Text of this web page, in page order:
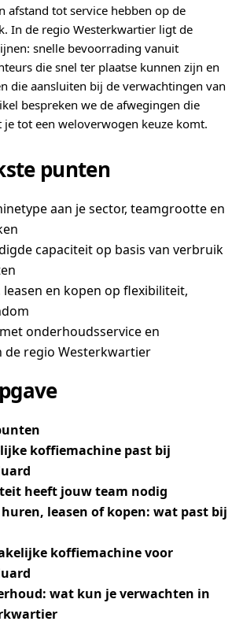
afstand tot service hebben op de
In de regio Westerkwartier ligt de
snelle bevoorrading vanuit
die snel ter plaatse kunnen zijn en
die aansluiten bij de verwachtingen van
bespreken we de afwegingen die
je tot een weloverwogen keuze komt.
punten
aan je sector, teamgrootte en
capaciteit op basis van verbruik
en kopen op flexibiliteit,
onderhoudsservice en
de regio Westerkwartier
koffiemachine past bij
heeft jouw team nodig
leasen of kopen: wat past bij
koffiemachine voor
wat kun je verwachten in